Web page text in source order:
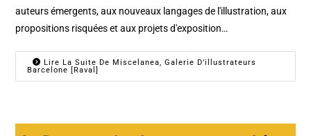
auteurs émergents, aux nouveaux langages de l'illustration, aux
propositions risquées et aux projets d'exposition…
Lire La Suite De Miscelanea, Galerie D’illustrateurs
Barcelone [Raval]